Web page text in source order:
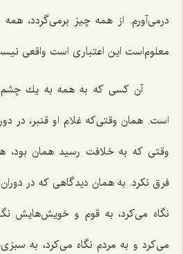
درمی‌آورم. از همه چیز برمی‌گردد،
معلوم‌است این اعتباری است واقعی
آن كسی كه به همه به یك چشم
است. همان وقتی‌كه غلام او قنبر، در
وقتی كه به خلافت رسید همان بود،
فرق نكرد. به همان دیدگاهی كه در
نگاه می‌كرد، به قوم و خویش‌هایش
می‌كرد و به مردم نگاه می‌كرد، به